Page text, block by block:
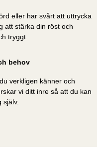
eller har svårt att uttrycka
att stärka din röst och
tryggt.
behov
verkligen känner och
vi ditt inre så att du kan
själv.